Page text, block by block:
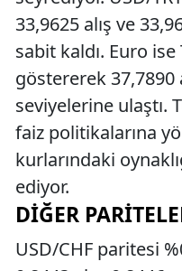
33,9625 alış ve
sabit kaldı. Euro ise
göstererek 37,7890
seviyelerine ulaştı.
faiz politikalarına
kurlarındaki
ediyor.
DIĞER
USD/CHF paritesi